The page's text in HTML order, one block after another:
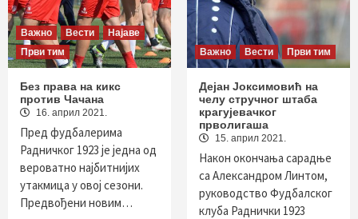
Важно Вести
Најаве
Први тим
Без права на кикс
против Чачана
16. април 2021.
Пред фудбалерима
Радничког 1923 је једна од
вероватно најбитнијих
утакмица у овој сезони.
Предвођени новим…
Важно Вести Први тим
Дејан Јоксимовић на
челу стручног штаба
крагујевачког
прволигаша
15. април 2021.
Након окончања сарадње
са Александром Линтом,
руководство Фудбалског
клуба Раднички 1923